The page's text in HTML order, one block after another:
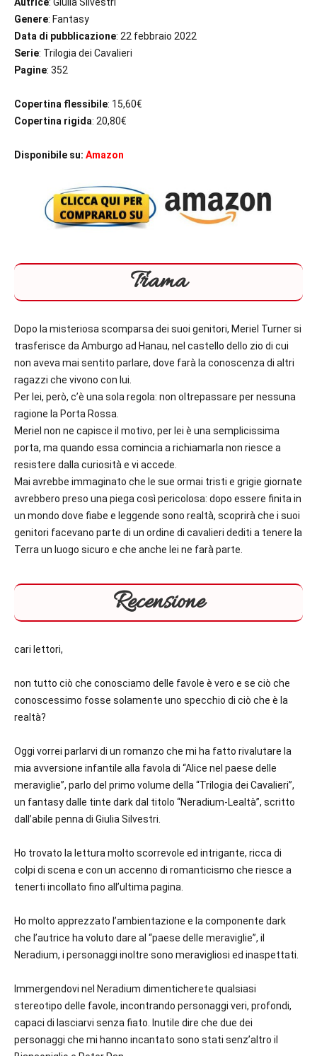
Genere: Fantasy
Data di pubblicazione: 22 febbraio 2022
Serie: Trilogia dei Cavalieri
Pagine: 352
Copertina flessibile: 15,60€
Copertina rigida: 20,80€
Disponibile su: Amazon
Trama
Dopo la misteriosa scomparsa dei suoi genitori, Meriel Turner si
trasferisce da Amburgo ad Hanau, nel castello dello zio di cui
non aveva mai sentito parlare, dove farà la conoscenza di altri
ragazzi che vivono con lui.
Per lei, però, c’è una sola regola: non oltrepassare per nessuna
ragione la Porta Rossa.
Meriel non ne capisce il motivo, per lei è una semplicissima
porta, ma quando essa comincia a richiamarla non riesce a
resistere dalla curiosità e vi accede.
Mai avrebbe immaginato che le sue ormai tristi e grigie giornate
avrebbero preso una piega così pericolosa: dopo essere finita in
un mondo dove fiabe e leggende sono realtà, scoprirà che i suoi
genitori facevano parte di un ordine di cavalieri dediti a tenere la
Terra un luogo sicuro e che anche lei ne farà parte.
Recensione
cari lettori,
non tutto ciò che conosciamo delle favole è vero e se ciò che
conoscessimo fosse solamente uno specchio di ciò che è la
realtà?
Oggi vorrei parlarvi di un romanzo che mi ha fatto rivalutare la
mia avversione infantile alla favola di “Alice nel paese delle
meraviglie”, parlo del primo volume della “Trilogia dei Cavalieri”,
un fantasy dalle tinte dark dal titolo “Neradium-Lealtà”, scritto
dall’abile penna di Giulia Silvestri.
Ho trovato la lettura molto scorrevole ed intrigante, ricca di
colpi di scena e con un accenno di romanticismo che riesce a
tenerti incollato fino all’ultima pagina.
Ho molto apprezzato l’ambientazione e la componente dark
che l’autrice ha voluto dare al “paese delle meraviglie”, il
Neradium, i personaggi inoltre sono meravigliosi ed inaspettati.
Immergendovi nel Neradium dimenticherete qualsiasi
stereotipo delle favole, incontrando personaggi veri, profondi,
capaci di lasciarvi senza fiato. Inutile dire che due dei
personaggi che mi hanno incantato sono stati senz’altro il